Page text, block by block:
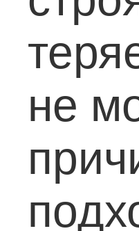
не